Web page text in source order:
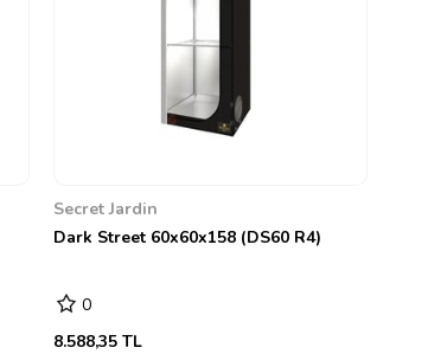
Secret Jardin
Dark Street 60x60x158 (DS60 R4)
0
8.588,35 TL